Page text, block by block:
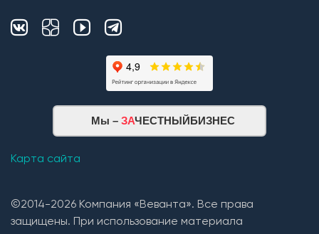
Мы – ЗАЧЕСТНЫЙБИЗНЕС
Карта сайта
©2014-2026 Компания «Веванта». Все права
защищены. При использование материала